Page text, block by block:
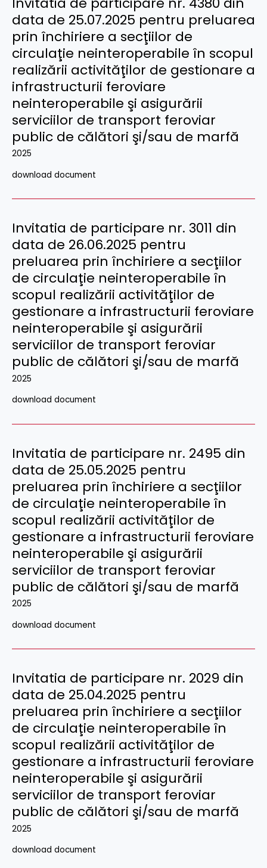
data de 25.07.2025 pentru preluarea
prin închiriere a secţiilor de
circulaţie neinteroperabile în scopul
realizării activităţilor de gestionare a
infrastructurii feroviare
neinteroperabile şi asigurării
serviciilor de transport feroviar
public de călători şi/sau de marfă
2025
download document
Invitatia de participare nr. 3011 din
data de 26.06.2025 pentru
preluarea prin închiriere a secţiilor
de circulaţie neinteroperabile în
scopul realizării activităţilor de
gestionare a infrastructurii feroviare
neinteroperabile şi asigurării
serviciilor de transport feroviar
public de călători şi/sau de marfă
2025
download document
Invitatia de participare nr. 2495 din
data de 25.05.2025 pentru
preluarea prin închiriere a secţiilor
de circulaţie neinteroperabile în
scopul realizării activităţilor de
gestionare a infrastructurii feroviare
neinteroperabile şi asigurării
serviciilor de transport feroviar
public de călători şi/sau de marfă
2025
download document
Invitatia de participare nr. 2029 din
data de 25.04.2025 pentru
preluarea prin închiriere a secţiilor
de circulaţie neinteroperabile în
scopul realizării activităţilor de
gestionare a infrastructurii feroviare
neinteroperabile şi asigurării
serviciilor de transport feroviar
public de călători şi/sau de marfă
2025
download document